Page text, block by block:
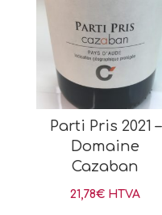
Parti Pris 2021 –
Domaine
Cazaban
21,78€ HTVA